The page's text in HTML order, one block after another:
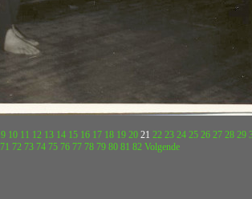
9 10 11 12 13 14 15 16 17 18 19 20 21 22 23 24 25 26 27 28 29
71 72 73 74 75 76 77 78 79 80 81 82 Volgende